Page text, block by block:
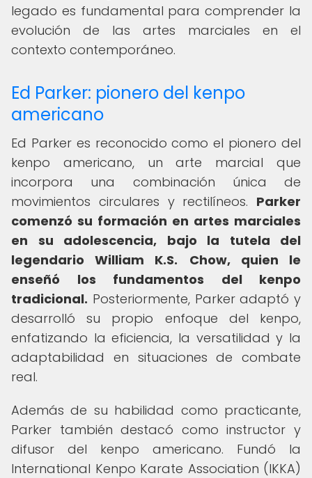
legado es fundamental para comprender la
evolución de las artes marciales en el
contexto contemporáneo.
Ed Parker: pionero del kenpo
americano
Ed Parker es reconocido como el pionero del
kenpo americano, un arte marcial que
incorpora una combinación única de
movimientos circulares y rectilíneos. Parker
comenzó su formación en artes marciales
en su adolescencia, bajo la tutela del
legendario William K.S.
Chow, quien le
enseñó los fundamentos del kenpo
tradicional. Posteriormente, Parker adaptó y
desarrolló su propio enfoque del kenpo,
enfatizando la eficiencia, la versatilidad y la
adaptabilidad en situaciones de combate
real.
Además de su habilidad como practicante,
Parker también destacó como instructor y
difusor del kenpo americano. Fundó la
International Kenpo Karate Association (IKKA)